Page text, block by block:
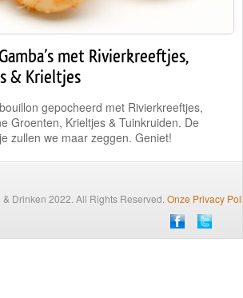
met Rivierkreeftjes,
& Krieltjes
gepocheerd met Rivierkreeftjes,
Groenten, Krieltjes & Tuinkruiden. De
zullen we maar zeggen. Geniet!
Drinken 2022. All Rights Reserved.Onze Privacy